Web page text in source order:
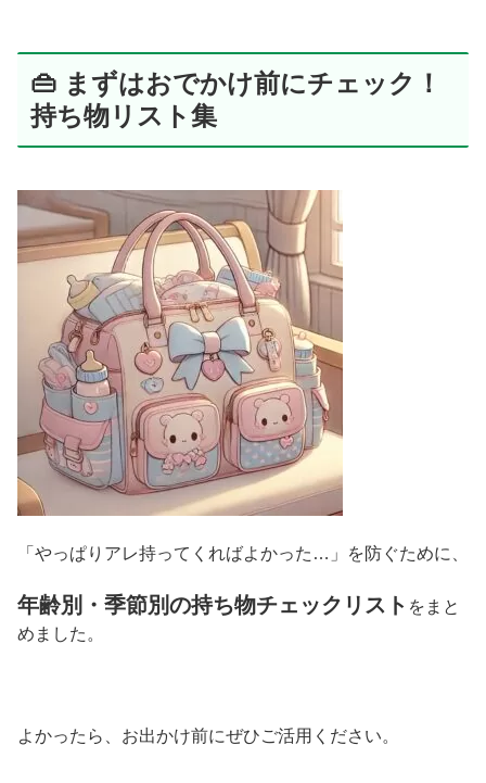
👜 まずはおでかけ前にチェック！
持ち物リスト集
「やっぱりアレ持ってくればよかった…」を防ぐために、
年齢別・季節別の持ち物チェックリスト をまと
めました。
よかったら、お出かけ前にぜひご活用ください。